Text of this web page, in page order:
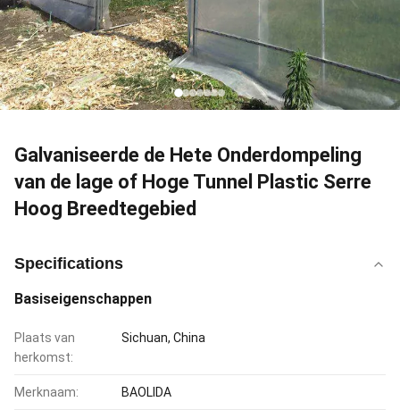
Galvaniseerde de Hete Onderdompeling
van de lage of Hoge Tunnel Plastic Serre
Hoog Breedtegebied
Specifications
Basiseigenschappen
Plaats van
herkomst:
Sichuan, China
Merknaam: BAOLIDA